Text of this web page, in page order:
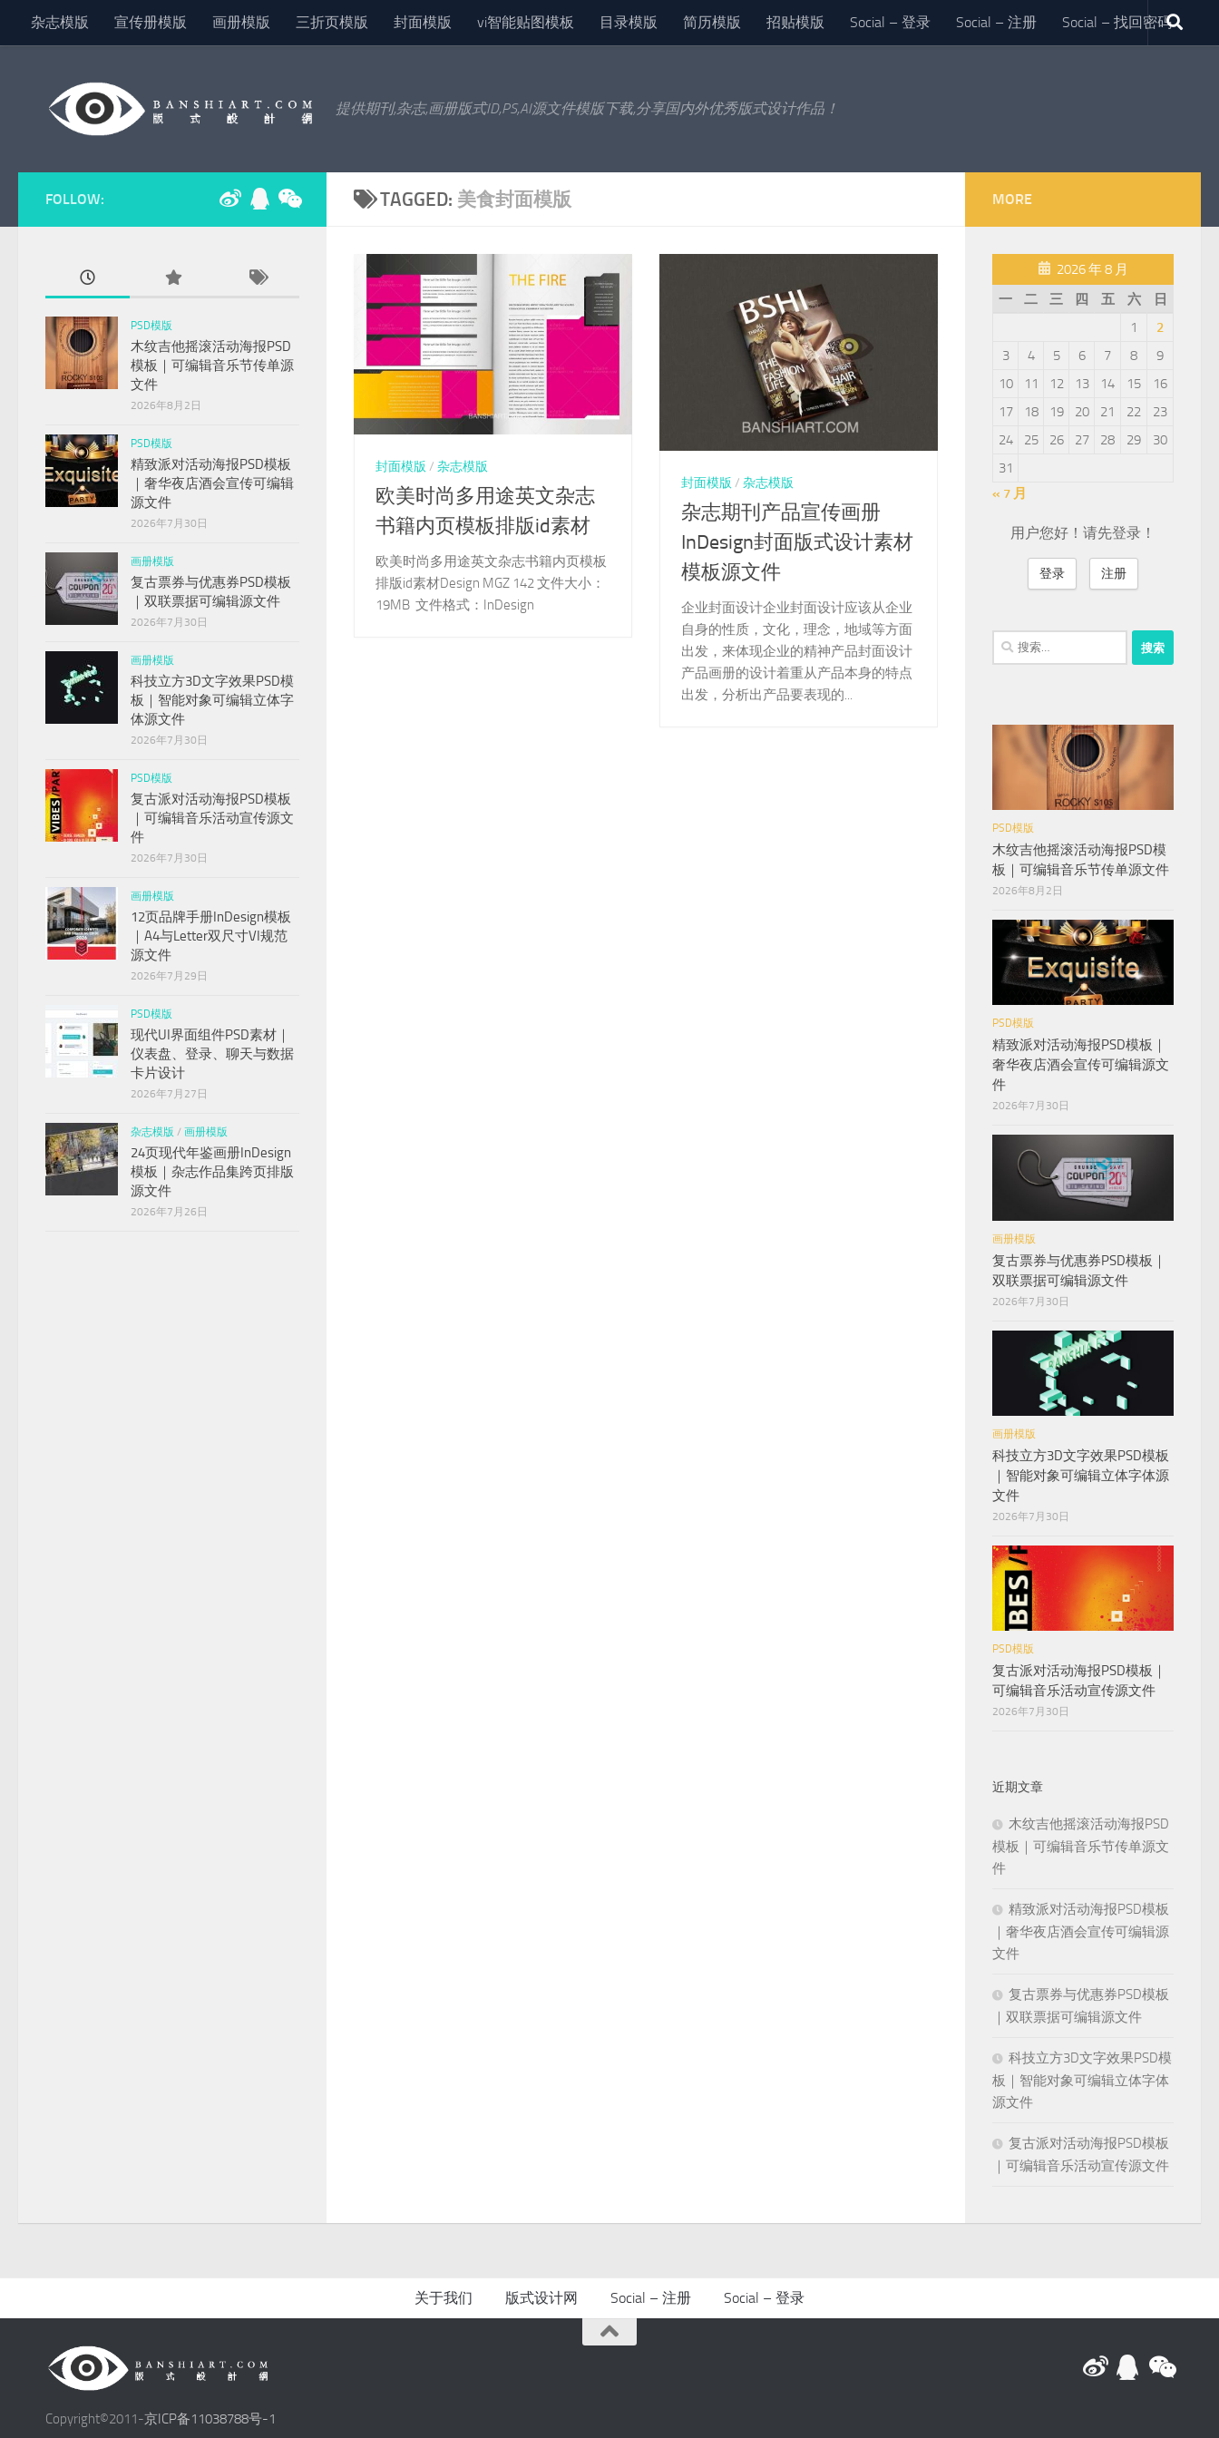
Skip to content
杂志模版 宣传册模版 画册模版 三折页模版 封面模版 vi智能贴图模板 目录模版 简历模版 招贴模版 Social – 登录 Social – 注册 Social – 找回密码
提供期刊,杂志,画册版式ID,PS,AI源文件模版下载,分享国内外优秀版式设计作品！
TAGGED: 美食封面模版
封面模版 / 杂志模版
欧美时尚多用途英文杂志
书籍内页模板排版id素材
欧美时尚多用途英文杂志书籍内页模板
排版id素材Design MGZ 142 文件大小：
19MB 文件格式：InDesign
封面模版 / 杂志模版
杂志期刊产品宣传画册
InDesign封面版式设计素材
模板源文件
企业封面设计企业封面设计应该从企业
自身的性质，文化，理念，地域等方面
出发，来体现企业的精神产品封面设计
产品画册的设计着重从产品本身的特点
出发，分析出产品要表现的...
FOLLOW:
PSD模版
木纹吉他摇滚活动海报PSD
模板｜可编辑音乐节传单源
文件
2026年8月2日
PSD模版
精致派对活动海报PSD模板
｜奢华夜店酒会宣传可编辑
源文件
2026年7月30日
画册模版
复古票券与优惠券PSD模板
｜双联票据可编辑源文件
2026年7月30日
画册模版
科技立方3D文字效果PSD模
板｜智能对象可编辑立体字
体源文件
2026年7月30日
PSD模版
复古派对活动海报PSD模板
｜可编辑音乐活动宣传源文
件
2026年7月30日
画册模版
12页品牌手册InDesign模板
｜A4与Letter双尺寸VI规范
源文件
2026年7月29日
PSD模版
现代UI界面组件PSD素材｜
仪表盘、登录、聊天与数据
卡片设计
2026年7月27日
杂志模版 / 画册模版
24页现代年鉴画册InDesign
模板｜杂志作品集跨页排版
源文件
2026年7月26日
MORE
2026 年 8 月
一
二 三 四 五 六
日
1
2
3
4 5 6 7 8
9
10
11 12 13 14 15
16
17
18 19 20 21 22
23
24
25 26 27 28 29
30
31
« 7 月
用户您好！请先登录！
登录 注册
搜
索：
PSD模版
木纹吉他摇滚活动海报PSD模
板｜可编辑音乐节传单源文件
2026年8月2日
PSD模版
精致派对活动海报PSD模板｜
奢华夜店酒会宣传可编辑源文
件
2026年7月30日
画册模版
复古票券与优惠券PSD模板｜
双联票据可编辑源文件
2026年7月30日
画册模版
科技立方3D文字效果PSD模板
｜智能对象可编辑立体字体源
文件
2026年7月30日
PSD模版
复古派对活动海报PSD模板｜
可编辑音乐活动宣传源文件
2026年7月30日
近期文章
木纹吉他摇滚活动海报PSD
模板｜可编辑音乐节传单源文
件
精致派对活动海报PSD模板
｜奢华夜店酒会宣传可编辑源
文件
复古票券与优惠券PSD模板
｜双联票据可编辑源文件
科技立方3D文字效果PSD模
板｜智能对象可编辑立体字体
源文件
复古派对活动海报PSD模板
｜可编辑音乐活动宣传源文件
关于我们 版式设计网 Social – 注册 Social – 登录
Copyright©2011-京ICP备11038788号-1